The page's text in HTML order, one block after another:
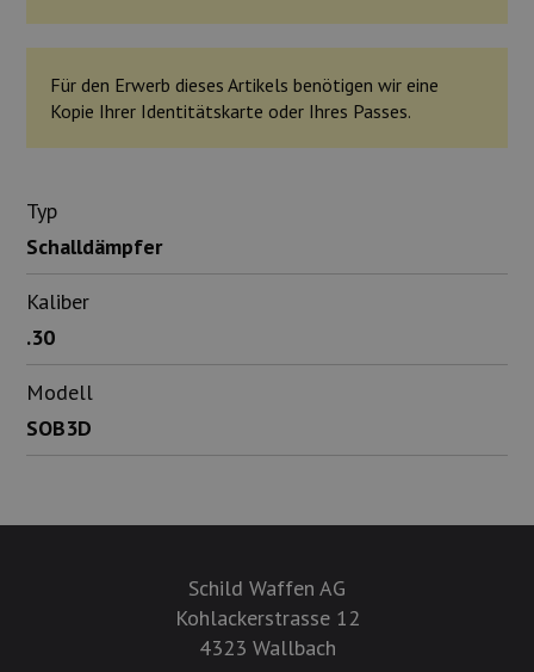
Für den Erwerb dieses Artikels benötigen wir eine
Kopie Ihrer Identitätskarte oder Ihres Passes.
Typ
Schalldämpfer
Kaliber
.30
Modell
SOB3D
Schild Waffen AG
Kohlackerstrasse 12
4323 Wallbach